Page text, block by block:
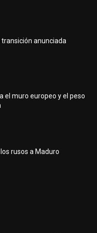
transición anunciada
el muro europeo y el peso
rusos a Maduro